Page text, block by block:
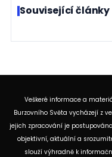
Související články
Veškeré informace a
Burzovního Světa vycházejí z
jejich zpracování je
objektivní, aktuální a
slouží výhradně k